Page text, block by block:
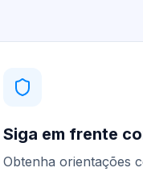
Siga em frente
Obtenha orientações